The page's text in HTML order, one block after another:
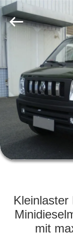
HAUS
ÜBER
UNS
FABRIK-
COOPER
INDUSTRY
CO.,
LTD..
Rights
Reserved.
Kleinlaster
mit